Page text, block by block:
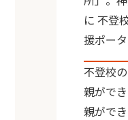
に 不登
援ポー
不登校
親がで
親がで